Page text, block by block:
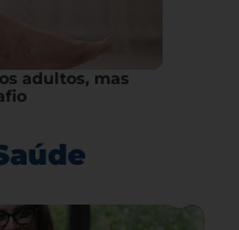
adultos, mas